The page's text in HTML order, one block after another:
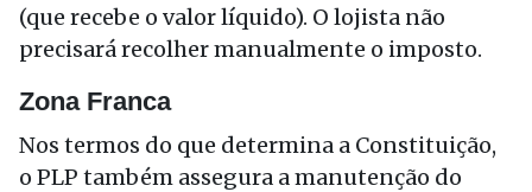
(que recebe o valor líquido). O lojista não
precisará recolher manualmente o imposto.
Zona Franca
Nos termos do que determina a Constituição,
o PLP também assegura a manutenção do